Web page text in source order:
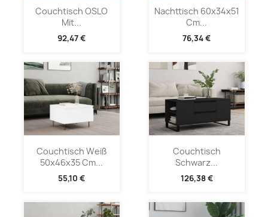
Couchtisch OSLO
Mit...
92,47 €
Nachttisch 60x34x51
Cm...
76,34 €
Couchtisch Weiß
50x46x35 Cm...
55,10 €
Couchtisch
Schwarz...
126,38 €